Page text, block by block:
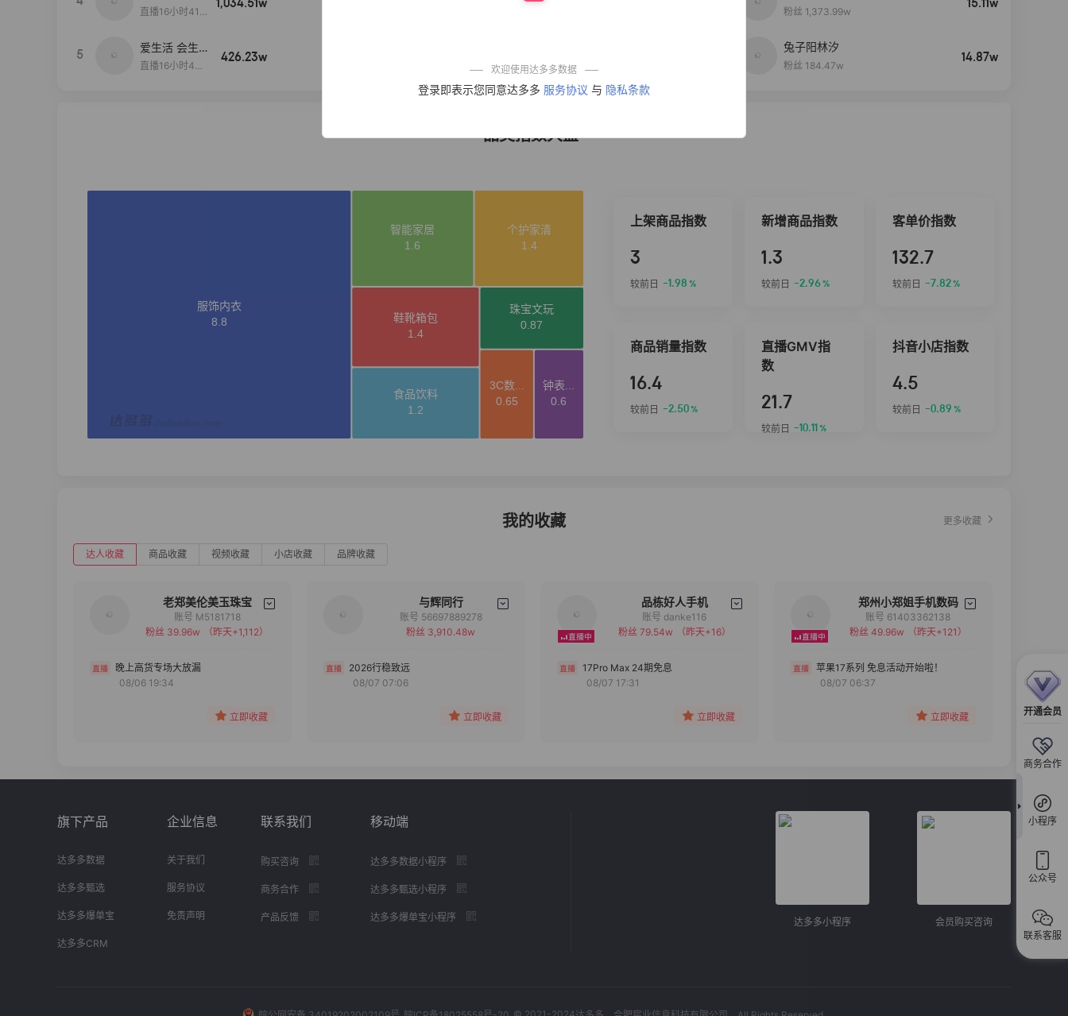
开通会员
商务合作
小程序
公众号
联系客服
欢迎使用达多多数据
登录即表示您同意达多多 服务协议 与 隐私条款
远
直播16小时41
1,034.51w
5
爱生活 会生
活
直播16小时45
426.23w
*310g/袋红油麻
酱凉皮开袋即食
现做现发
粉丝 1,373.99w
15.11w
兔子阳林汐
粉丝 184.47w
14.87w
品类指数大盘
上架商品指数
3
较前日 -1.98 %
新增商品指数
1.3
较前日 -2.96 %
客单价指数
132.7
较前日 -7.82%
商品销量指数
16.4
较前日 -2.50%
直播GMV指
数
21.7
较前日 -10.11 %
抖音小店指数
4.5
较前日 -0.89 %
我的收藏 更多收藏
达人收藏 商品收藏 视频收藏 小店收藏 品牌收藏
老郑美伦美玉珠宝
备注
分组
账号 M5181718
粉丝 39.96w
（昨天+1,112）
晚上高货专场大放漏
08/06 19:34
立即收藏
与辉同行
备注
账号 56697889278
粉丝 3,910.48w
2026行稳致远
08/07 07:06
立即收藏
品栋好人手机
备注
分组
账号 danke116
粉丝 79.54w
（昨天+16）
17Pro Max 24期免息
08/07 17:31
立即收藏
郑州小郑姐手机数码
备注
分组
账号 61403362138
粉丝 49.96w
（昨天+121）
苹果17系列 免息活动开始啦！
08/07 06:37
立即收藏
旗下产品
达多多数据
达多多甄选
达多多爆单宝
达多多CRM
企业信息
关于我们
服务协议
免责声明
联系我们
购买咨询
商务合作
产品反馈
移动端
达多多数据小程序
达多多甄选小程序
达多多爆单宝小程序 达多多小程序 会员购买咨询